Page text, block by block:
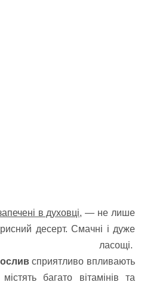
в духовці, — не лише
десерт. Смачні і дуже
ласощі.
сприятливо впливають
багато вітамінів та